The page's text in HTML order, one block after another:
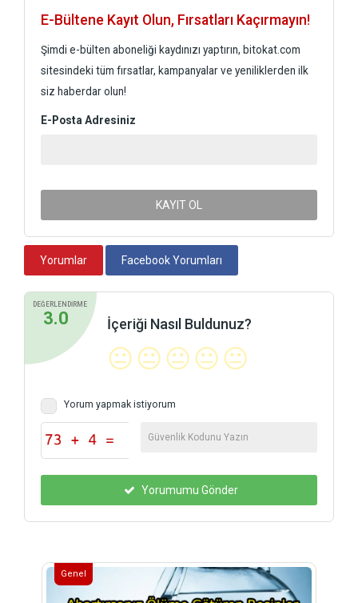
E-Bültene Kayıt Olun, Fırsatları Kaçırmayın!
Şimdi e-bülten aboneliği kaydınızı yaptırın, bitokat.com
sitesindeki tüm fırsatlar, kampanyalar ve yeniliklerden ilk
siz haberdar olun!
E-Posta Adresiniz
KAYIT OL
Yorumlar Facebook Yorumları
DEĞERLENDİRME
3.0 İçeriği Nasıl Buldunuz?
😐😐😐😐😐
Yorum yapmak istiyorum
Yorumumu Gönder
Genel